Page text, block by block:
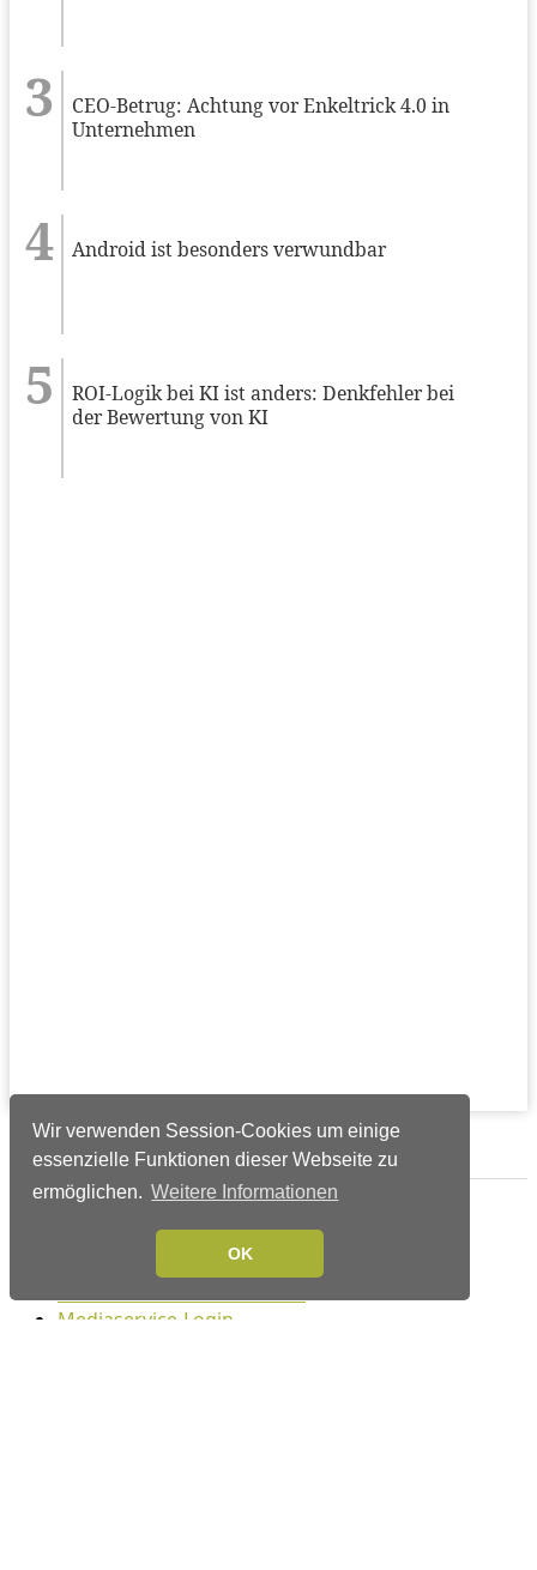
Wir verwenden Session-Cookies um einige
essenzielle Funktionen dieser Webseite zu
ermöglichen. Weitere Informationen
OK
CEO-Betrug: Achtung vor Enkeltrick 4.0 in
Unternehmen
Android ist besonders verwundbar
ROI-Logik bei KI ist anders: Denkfehler bei
der Bewertung von KI
Verlags-Service
Datenschutzerklärung
Mediaservice/Mediadaten
Mediaservice-Login